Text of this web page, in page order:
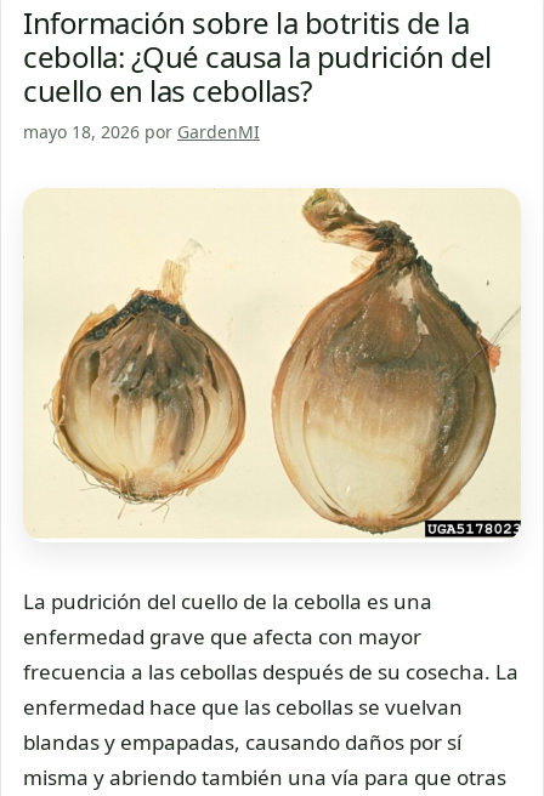
Información sobre la botritis de la
cebolla: ¿Qué causa la pudrición del
cuello en las cebollas?
mayo 18, 2026 por GardenMI
La pudrición del cuello de la cebolla es una
enfermedad grave que afecta con mayor
frecuencia a las cebollas después de su cosecha. La
enfermedad hace que las cebollas se vuelvan
blandas y empapadas, causando daños por sí
misma y abriendo también una vía para que otras